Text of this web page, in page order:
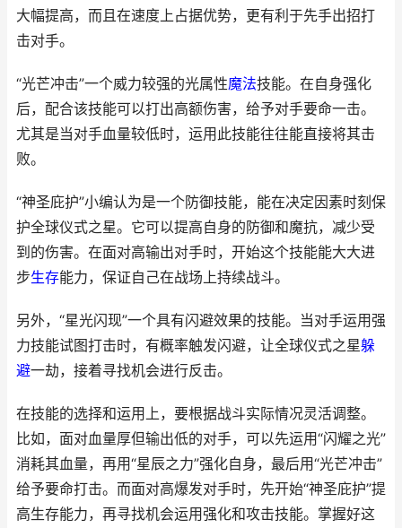
大幅提高，而且在速度上占据优势，更有利于先手出招打
击对手。
“光芒冲击”一个威力较强的光属性魔法技能。在自身强化
后，配合该技能可以打出高额伤害，给予对手要命一击。
尤其是当对手血量较低时，运用此技能往往能直接将其击
败。
“神圣庇护”小编认为是一个防御技能，能在决定因素时刻保
护全球仪式之星。它可以提高自身的防御和魔抗，减少受
到的伤害。在面对高输出对手时，开始这个技能能大大进
步生存能力，保证自己在战场上持续战斗。
另外，“星光闪现”一个具有闪避效果的技能。当对手运用强
力技能试图打击时，有概率触发闪避，让全球仪式之星躲
避一劫，接着寻找机会进行反击。
在技能的选择和运用上，要根据战斗实际情况灵活调整。
比如，面对血量厚但输出低的对手，可以先运用“闪耀之光”
消耗其血量，再用“星辰之力”强化自身，最后用“光芒冲击”
给予要命打击。而面对高爆发对手时，先开始“神圣庇护”提
高生存能力，再寻找机会运用强化和攻击技能。掌握好这